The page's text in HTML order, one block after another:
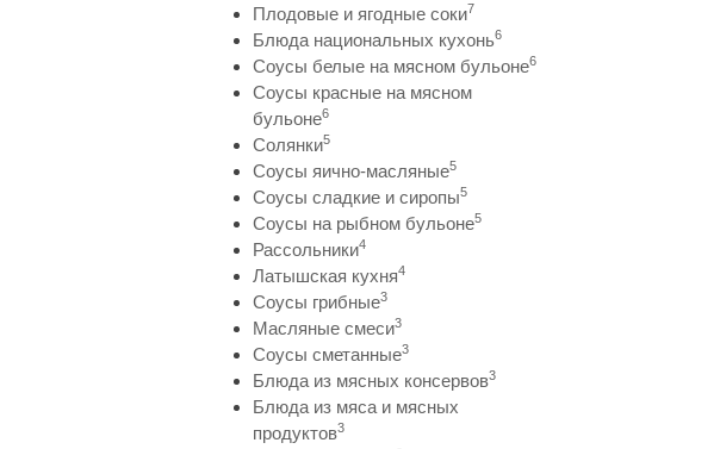
Плодовые и ягодные соки7
Блюда национальных кухонь6
Соусы белые на мясном бульоне6
Соусы красные на мясном
бульоне6
Солянки5
Соусы яично-масляные5
Соусы сладкие и сиропы5
Соусы на рыбном бульоне5
Рассольники4
Латышская кухня4
Соусы грибные3
Масляные смеси3
Соусы сметанные3
Блюда из мясных консервов3
Блюда из мяса и мясных
продуктов3